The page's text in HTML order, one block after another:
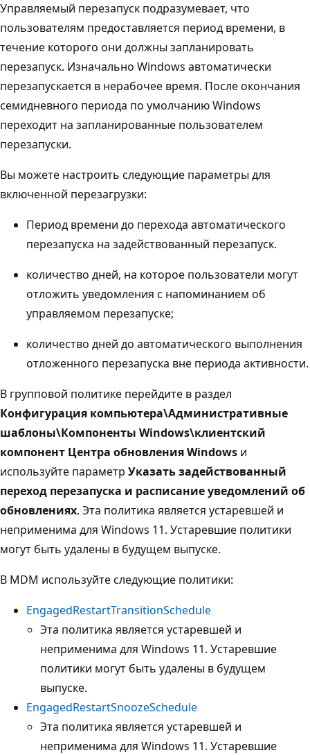
Управляемый перезапуск подразумевает, что
пользователям предоставляется период времени, в
течение которого они должны запланировать
перезапуск. Изначально Windows автоматически
перезапускается в нерабочее время. После окончания
семидневного периода по умолчанию Windows
переходит на запланированные пользователем
перезапуски.
Вы можете настроить следующие параметры для
включенной перезагрузки:
Период времени до перехода автоматического
перезапуска на задействованный перезапуск.
количество дней, на которое пользователи могут
отложить уведомления с напоминанием об
управляемом перезапуске;
количество дней до автоматического выполнения
отложенного перезапуска вне периода активности.
В групповой политике перейдите в раздел
Конфигурация компьютера\Административные
шаблоны\Компоненты Windows\клиентский
компонент Центра обновления Windows и
используйте параметр Указать задействованный
переход перезапуска и расписание уведомлений об
обновлениях. Эта политика является устаревшей и
неприменима для Windows 11. Устаревшие политики
могут быть удалены в будущем выпуске.
В MDM используйте следующие политики:
EngagedRestartTransitionSchedule
Эта политика является устаревшей и
неприменима для Windows 11. Устаревшие
политики могут быть удалены в будущем
выпуске.
EngagedRestartSnoozeSchedule
Эта политика является устаревшей и
неприменима для Windows 11. Устаревшие